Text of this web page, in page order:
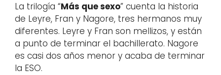
La trilogía “Más que sexo” cuenta la historia
de Leyre, Fran y Nagore, tres hermanos muy
diferentes. Leyre y Fran son mellizos, y están
a punto de terminar el bachillerato. Nagore
es casi dos años menor y acaba de terminar
la ESO.